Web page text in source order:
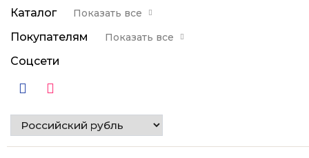
Каталог Показать все
Покупателям Показать все
Соцсети